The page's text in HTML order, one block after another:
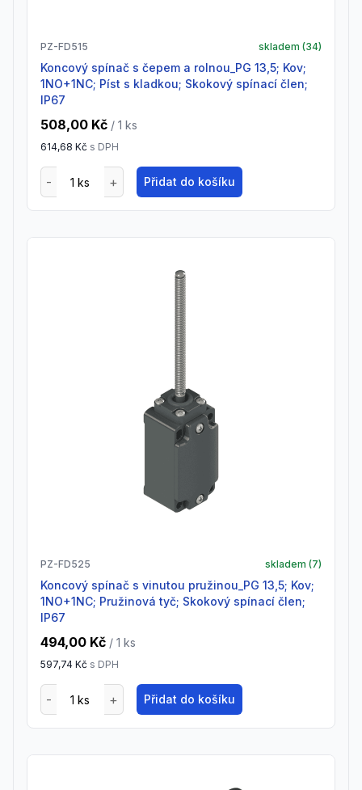
PZ-FD515 skladem (34)
Koncový spínač s čepem a rolnou_PG 13,5; Kov;
1NO+1NC; Píst s kladkou; Skokový spínací člen;
IP67
508,00 Kč / 1 ks
614,68 Kč s DPH
Přidat do košíku
PZ-FD525 skladem (7)
Koncový spínač s vinutou pružinou_PG 13,5; Kov;
1NO+1NC; Pružinová tyč; Skokový spínací člen;
IP67
494,00 Kč / 1 ks
597,74 Kč s DPH
Přidat do košíku